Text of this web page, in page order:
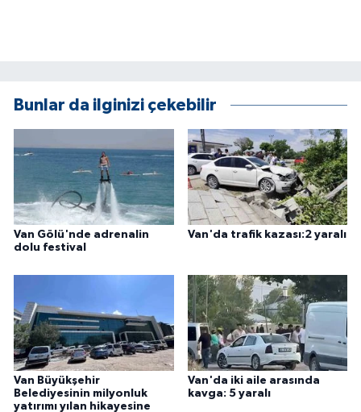
Bunlar da ilginizi çekebilir
Van Gölü'nde adrenalin
dolu festival
Van'da trafik kazası:2 yaralı
Van Büyükşehir
Belediyesinin milyonluk
yatırımı yılan hikayesine
Van'da iki aile arasında
kavga: 5 yaralı